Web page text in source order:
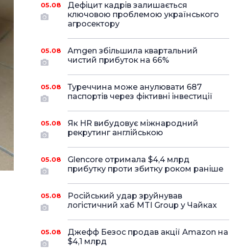
05.08
Дефіцит кадрів залишається
ключовою проблемою українського
агросектору
05.08
Amgen збільшила квартальний
чистий прибуток на 66%
05.08
Туреччина може анулювати 687
паспортів через фіктивні інвестиції
05.08
Як HR вибудовує міжнародний
рекрутинг англійською
05.08
Glencore отримала $4,4 млрд
прибутку проти збитку роком раніше
05.08
Російський удар зруйнував
логістичний хаб MTI Group у Чайках
05.08
Джефф Безос продав акції Amazon на
$4,1 млрд